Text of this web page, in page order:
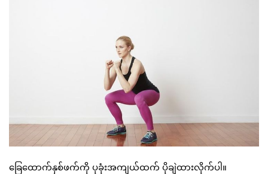
ခြေထောက်နှစ်ဖက်ကို ပုခုံးအကျယ်ထက် ပိုချဲထားလိုက်ပါ။